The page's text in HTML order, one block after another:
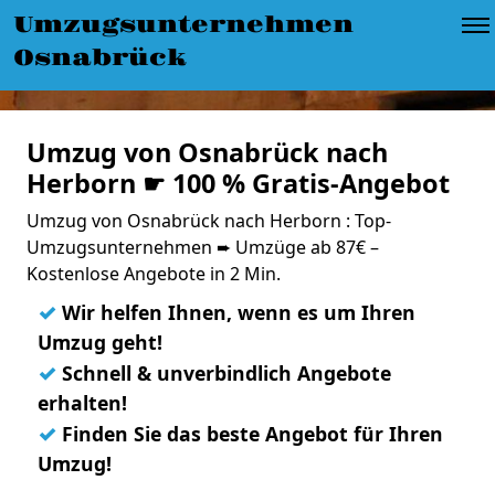
Umzugsunternehmen
Osnabrück
Umzug von Osnabrück nach
Herborn ☛ 100 % Gratis-Angebot
Umzug von Osnabrück nach Herborn : Top-
Umzugsunternehmen ➨ Umzüge ab 87€ –
Kostenlose Angebote in 2 Min.
✓ Wir helfen Ihnen, wenn es um Ihren
Umzug geht!
✓ Schnell & unverbindlich Angebote
erhalten!
✓ Finden Sie das beste Angebot für Ihren
Umzug!